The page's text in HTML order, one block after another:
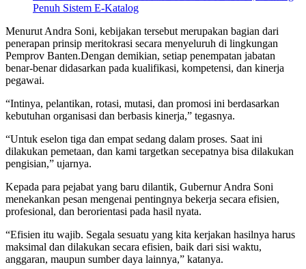
Penuh Sistem E-Katalog
Menurut Andra Soni, kebijakan tersebut merupakan bagian dari
penerapan prinsip meritokrasi secara menyeluruh di lingkungan
Pemprov Banten.Dengan demikian, setiap penempatan jabatan
benar-benar didasarkan pada kualifikasi, kompetensi, dan kinerja
pegawai.
“Intinya, pelantikan, rotasi, mutasi, dan promosi ini berdasarkan
kebutuhan organisasi dan berbasis kinerja,” tegasnya.
“Untuk eselon tiga dan empat sedang dalam proses. Saat ini
dilakukan pemetaan, dan kami targetkan secepatnya bisa dilakukan
pengisian,” ujarnya.
Kepada para pejabat yang baru dilantik, Gubernur Andra Soni
menekankan pesan mengenai pentingnya bekerja secara efisien,
profesional, dan berorientasi pada hasil nyata.
“Efisien itu wajib. Segala sesuatu yang kita kerjakan hasilnya harus
maksimal dan dilakukan secara efisien, baik dari sisi waktu,
anggaran, maupun sumber daya lainnya,” katanya.